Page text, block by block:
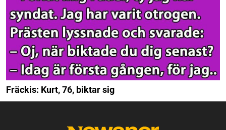
Fräckis: Kurt, 76, biktar sig